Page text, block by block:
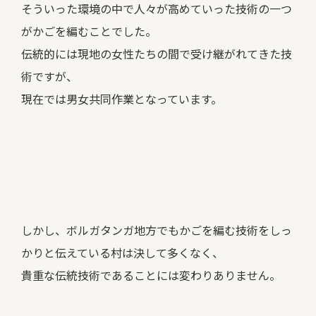
そういった環境の中で人々が高めていった技術の一つ
がかごを編むことでした。
伝統的には現地の女性たちの間で受け継がれてきた技
術ですが、
現在では男女共同作業となっています。
しかし、ボルガタンガ地方でもかごを編む技術をしっ
かりと伝えている村は決して多くなく、
貴重な伝統技術であることには変わりありません。